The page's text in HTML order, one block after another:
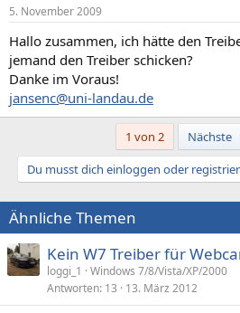
5. November 2009
Hallo zusammen, ich hätte den
jemand den Treiber schicken?
Danke im Voraus!
jansenc@uni-landau.de
1 von 2 Nächste
Du musst dich einloggen oder
Ähnliche Themen
Kein W7 Treiber für
loggi_1
Windows 7/8/Vista/XP/2000
Antworten 13 13. März 2012